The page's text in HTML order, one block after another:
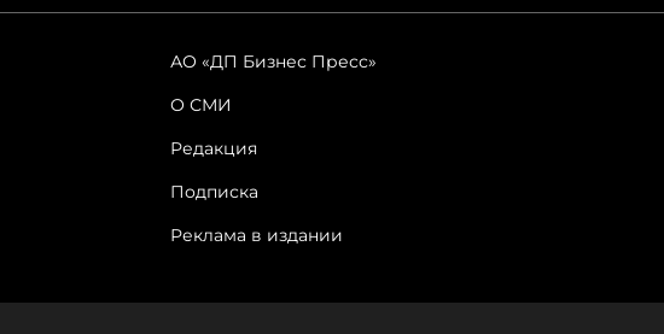
АО «ДП Бизнес Пресс»
О СМИ
Редакция
Подписка
Реклама в издании